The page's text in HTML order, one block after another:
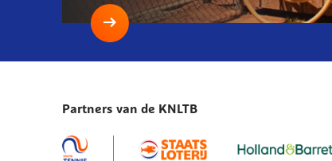
Lees
een
onttrekkingsverbod
Partners van de KNLTB